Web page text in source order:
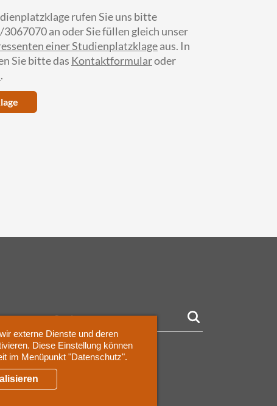
rufen Sie uns bitte
an oder Sie füllen gleich unser
einer Studienplatzklageaus. In
Sie bitte das Kontaktformularoder
.
externe Dienste und deren
Diese Einstellung können
im Menüpunkt "Datenschutz".